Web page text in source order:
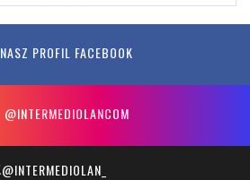
NASZ PROFIL FACEBOOK
@INTERMEDIOLANCOM
@INTERMEDIOLAN_